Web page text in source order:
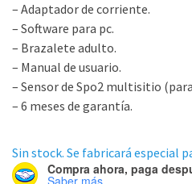
– Adaptador de corriente.
– Software para pc.
– Brazalete adulto.
– Manual de usuario.
– Sensor de Spo2 multisitio
– 6 meses de garantía.
Sin stock. Se fabricará especial
Compra ahora, paga
Saber más